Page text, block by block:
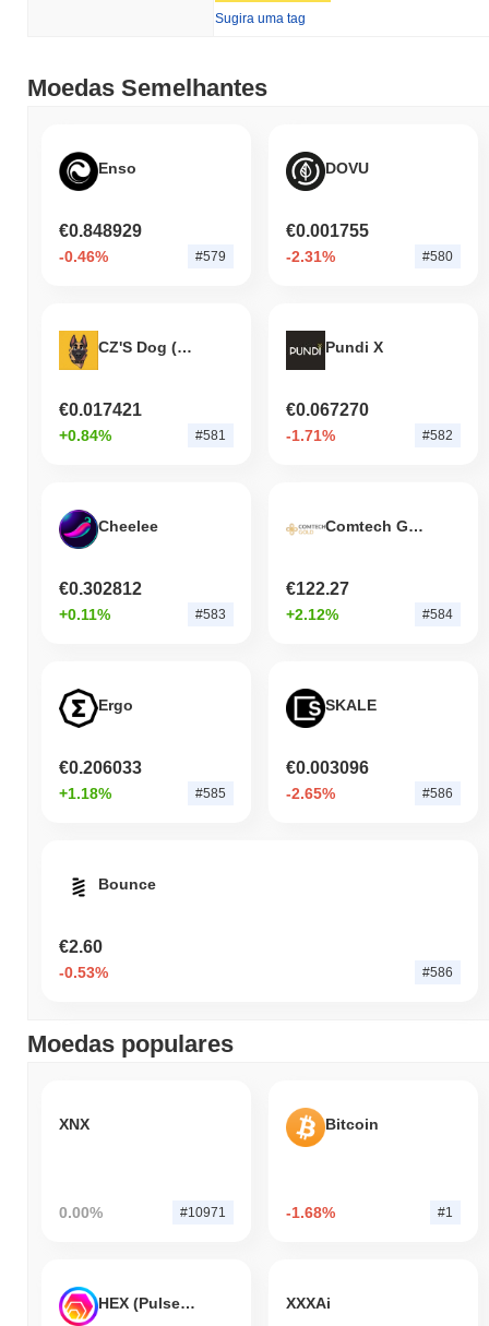
Sugira uma tag
Moedas Semelhantes
Enso
€0.848929
-0.46% #579
DOVU
€0.001755
-2.31% #580
CZ'S Dog (broccoli.gg)
€0.017421
+0.84% #581
Pundi X
€0.067270
-1.71% #582
Cheelee
€0.302812
+0.11% #583
Comtech Gold
€122.27
+2.12% #584
Ergo
€0.206033
+1.18% #585
SKALE
€0.003096
-2.65% #586
Bounce
€2.60
-0.53% #586
Moedas populares
XNX
0.00% #10971
Bitcoin
-1.68% #1
HEX (Pulsechain) XXXAi